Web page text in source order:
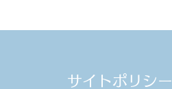
サイトポリシー